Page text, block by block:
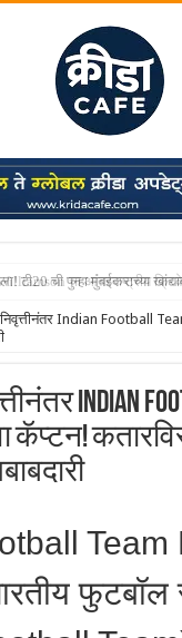
टी20 ची पुन्हा मुंबईकराच्या
निवृत्तीनंतर Indian Football
Indian
कॅप्टन!
Team